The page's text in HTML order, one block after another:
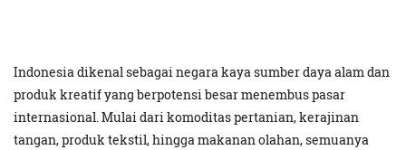
Indonesia dikenal sebagai negara kaya sumber daya alam dan
produk kreatif yang berpotensi besar menembus pasar
internasional. Mulai dari komoditas pertanian, kerajinan
tangan, produk tekstil, hingga makanan olahan, semuanya